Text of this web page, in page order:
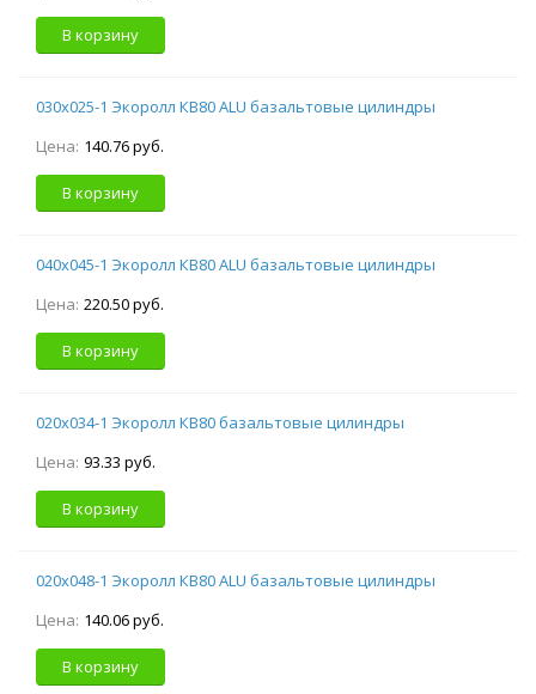
В корзину
030х025-1 Экоролл КВ80 ALU базальтовые цилиндры
Цена: 140.76 руб.
В корзину
040х045-1 Экоролл КВ80 ALU базальтовые цилиндры
Цена: 220.50 руб.
В корзину
020х034-1 Экоролл КВ80 базальтовые цилиндры
Цена: 93.33 руб.
В корзину
020х048-1 Экоролл КВ80 ALU базальтовые цилиндры
Цена: 140.06 руб.
В корзину